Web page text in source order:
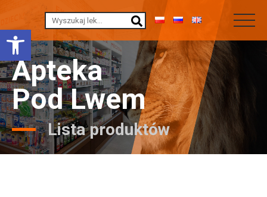
Otwórz pasek narzędzi
Apteka
Pod Lwem
Lista produktów